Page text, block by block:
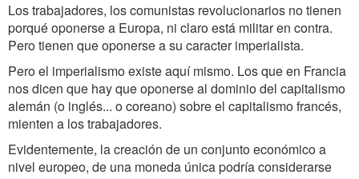
Los trabajadores, los comunistas revolucionarios no tienen
porqué oponerse a Europa, ni claro está militar en contra.
Pero tienen que oponerse a su caracter imperialista.
Pero el imperialismo existe aquí mismo. Los que en Francia
nos dicen que hay que oponerse al dominio del capitalismo
alemán (o inglés... o coreano) sobre el capitalismo francés,
mienten a los trabajadores.
Evidentemente, la creación de un conjunto económico a
nivel europeo, de una moneda única podría considerarse